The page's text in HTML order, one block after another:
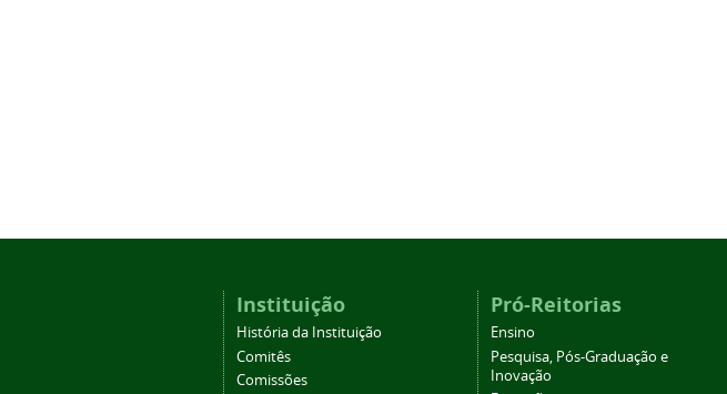
Instituição
História da Instituição
Comitês
Comissões
Pró-Reitorias
Ensino
Pesquisa, Pós-Graduação e
Inovação